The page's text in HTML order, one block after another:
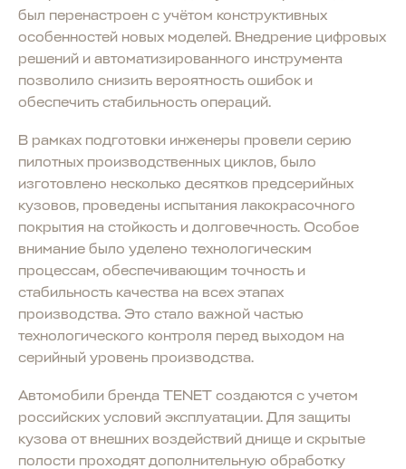
был перенастроен с учётом конструктивных
особенностей новых моделей. Внедрение цифровых
решений и автоматизированного инструмента
позволило снизить вероятность ошибок и
обеспечить стабильность операций.
В рамках подготовки инженеры провели серию
пилотных производственных циклов, было
изготовлено несколько десятков предсерийных
кузовов, проведены испытания лакокрасочного
покрытия на стойкость и долговечность. Особое
внимание было уделено технологическим
процессам, обеспечивающим точность и
стабильность качества на всех этапах
производства. Это стало важной частью
технологического контроля перед выходом на
серийный уровень производства.
Автомобили бренда TENET создаются с учетом
российских условий эксплуатации. Для защиты
кузова от внешних воздействий днище и скрытые
полости проходят дополнительную обработку